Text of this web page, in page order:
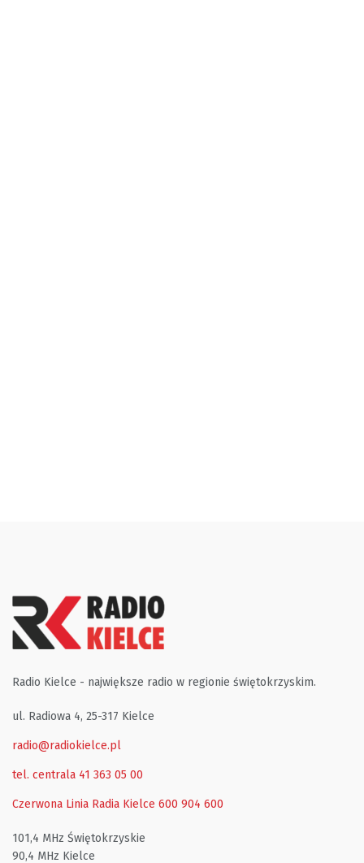
Radio Kielce - największe radio w regionie świętokrzyskim.
ul. Radiowa 4, 25-317 Kielce
radio@radiokielce.pl
tel. centrala 41 363 05 00
Czerwona Linia Radia Kielce 600 904 600
101,4 MHz Świętokrzyskie
90,4 MHz Kielce